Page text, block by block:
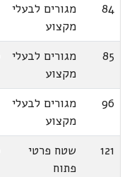
84
מגורים לבעלי
מקצוע
85
מגורים לבעלי
מקצוע
96
מגורים לבעלי
מקצוע
121
שטח פרטי
פתוח